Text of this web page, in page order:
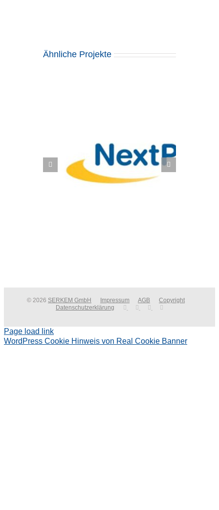
Ähnliche Projekte
Scott Sports SA: Zukunftssichere
Supply Chain mit SAP EWM und
S/4HANA Fashion
© 2026 SERKEM GmbH Impressum AGB
Copyright
Datenschutzerklärung
Page load link
WordPress Cookie Hinweis von Real Cookie Banner